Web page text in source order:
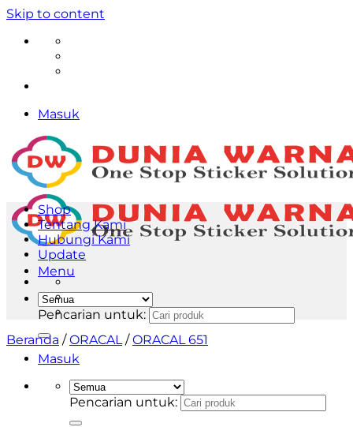
Skip to content
Masuk
Menu
Pencarian untuk:
Masuk
Pencarian untuk:
Shop
Tentang Kami
Hubungi Kami
Update
Beranda / ORACAL / ORACAL 651